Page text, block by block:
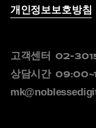
개인정보보호방침
고객센터 02-
상담시간